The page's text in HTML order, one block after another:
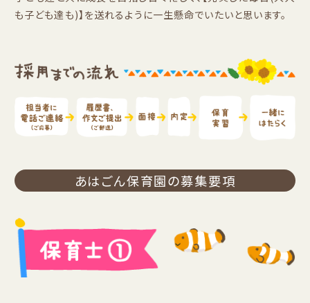
も子ども達も)】を送れるように一生懸命でいたいと思います。
あはごん保育園の募集要項